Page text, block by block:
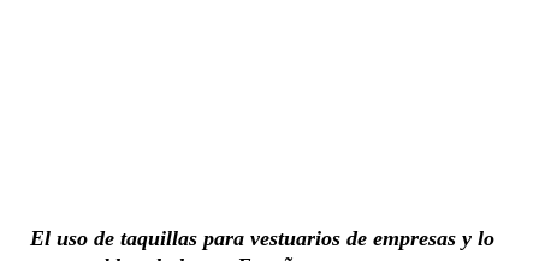
El uso de taquillas para vestuarios de empresas y lo